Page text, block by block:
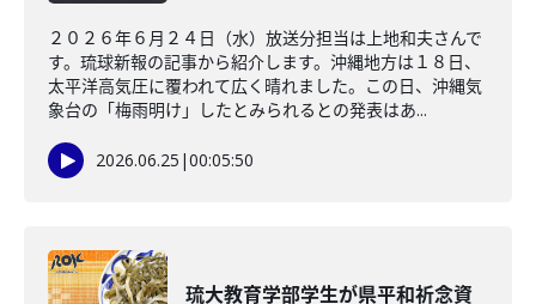
２０２６年６月２４日（水）放送分担当は上地和夫さんで
す。琉球新報の記事から紹介します。沖縄地方は１８日、
太平洋高気圧に覆われて広く晴れました。この日、沖縄気
象台の「梅雨明け」したとみられるとの発表はあ...
2026.06.25 |00:05:50
琉大教育学部学生が県平和祈念資